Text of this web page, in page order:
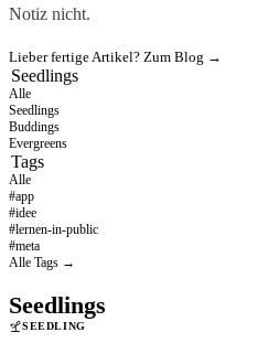
Notiz nicht.
Lieber fertige Artikel? Zum Blog →
Seedlings
Alle
Seedlings
Buddings
Evergreens
Tags
Alle
#app
#idee
#lernen-in-public
#meta
Alle Tags →
Seedlings
SEEDLING